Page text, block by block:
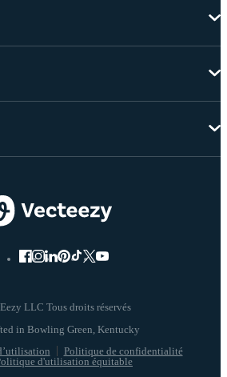
LLC Tous droits réservés
Politique de confidentialité
d'utilisation équitable